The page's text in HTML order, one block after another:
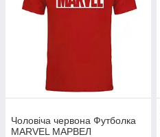
Чоловіча червона Футболка
MARVEL МАРВЕЛ